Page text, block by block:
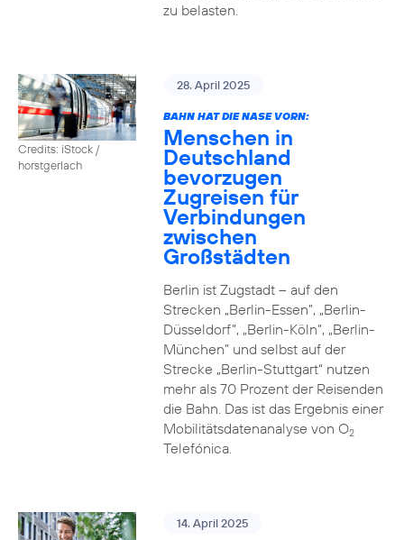
zu belasten.
Credits: iStock /
horstgerlach
28. April 2025
BAHN HAT DIE NASE VORN:
Menschen in
Deutschland
bevorzugen
Zugreisen für
Verbindungen
zwischen
Großstädten
Berlin ist Zugstadt – auf den
Strecken „Berlin-Essen”, „Berlin-
Düsseldorf”, „Berlin-Köln”, „Berlin-
München” und selbst auf der
Strecke „Berlin-Stuttgart“ nutzen
mehr als 70 Prozent der Reisenden
die Bahn. Das ist das Ergebnis einer
Mobilitätsdatenanalyse von O2
Telefónica.
14. April 2025